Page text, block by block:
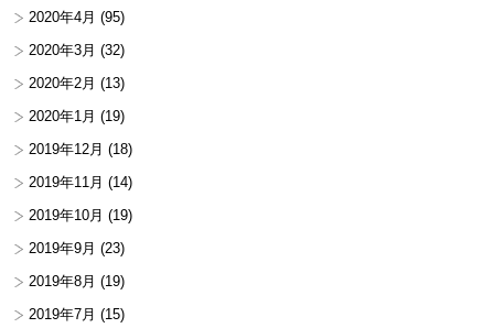
2020年4月 (95)
2020年3月 (32)
2020年2月 (13)
2020年1月 (19)
2019年12月 (18)
2019年11月 (14)
2019年10月 (19)
2019年9月 (23)
2019年8月 (19)
2019年7月 (15)